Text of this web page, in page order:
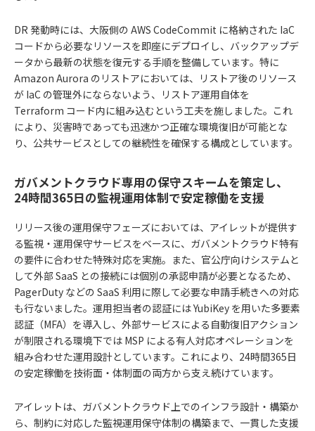
DR 発動時には、大阪側の AWS CodeCommit に格納された IaC
コードから必要なリソースを即座にデプロイし、バックアップデ
ータから最新の状態を復元する手順を整備しています。特に
Amazon Aurora のリストアにおいては、リストア後のリソース
が IaC の管理外にならないよう、リストア運用自体を
Terraform コード内に組み込むという工夫を施しました。これ
により、災害時であっても迅速かつ正確な環境復旧が可能とな
り、公共サービスとしての継続性を確保する構成としています。
ガバメントクラウド専用の保守スキームを策定し、
24時間365日の監視運用体制で安定稼働を支援
リリース後の運用保守フェーズにおいては、アイレットが提供す
る監視・運用保守サービスをベースに、ガバメントクラウド特有
の要件に合わせた特殊対応を実施。また、官公庁向けシステムと
して外部 SaaS との接続には個別の承認申請が必要となるため、
PagerDuty などの SaaS 利用に際して必要な申請手続きへの対応
も行ないました。運用担当者の認証には YubiKey を用いた多要素
認証（MFA）を導入し、外部サービスによる自動復旧アクション
が制限される環境下では MSP による有人対応オペレーションを
組み合わせた運用設計としています。これにより、24時間365日
の安定稼働を技術面・体制面の両方から支え続けています。
アイレットは、ガバメントクラウド上でのインフラ設計・構築か
ら、制約に対応した監視運用保守体制の構築まで、一貫した支援